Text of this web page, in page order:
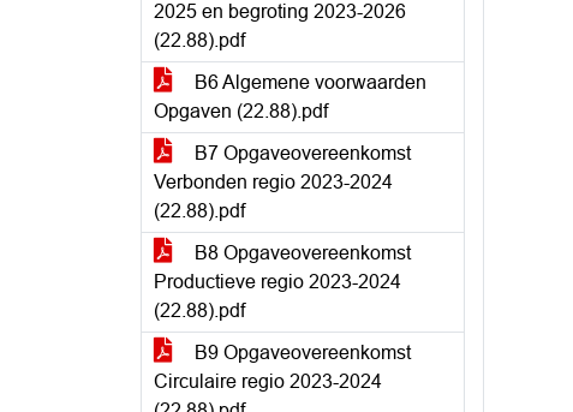
2025 en begroting 2023-2026
(22.88).pdf
B6 Algemene voorwaarden
Opgaven (22.88).pdf
B7 Opgaveovereenkomst
Verbonden regio 2023-2024
(22.88).pdf
B8 Opgaveovereenkomst
Productieve regio 2023-2024
(22.88).pdf
B9 Opgaveovereenkomst
Circulaire regio 2023-2024